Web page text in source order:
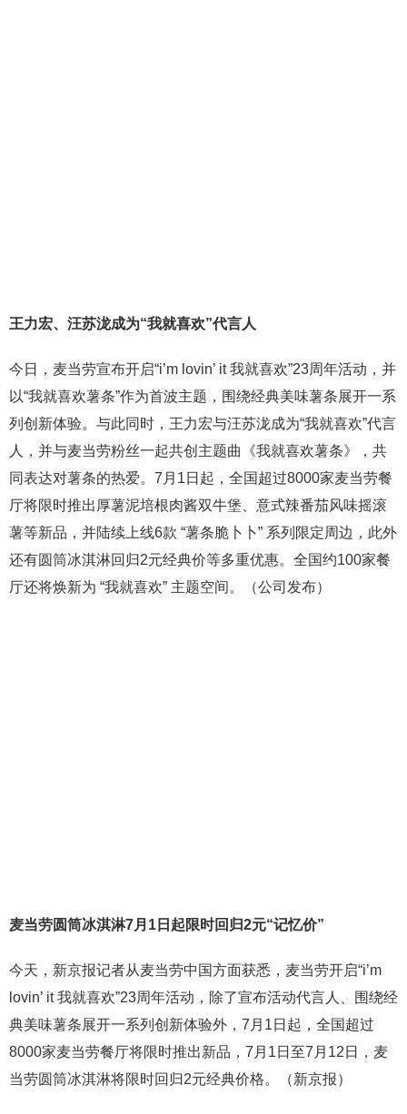
王力宏、汪苏泷成为“我就喜欢”代言人
今日，麦当劳宣布开启“i’m lovin’ it 我就喜欢”23周年活动，并
以“我就喜欢薯条”作为首波主题，围绕经典美味薯条展开一系
列创新体验。与此同时，王力宏与汪苏泷成为“我就喜欢”代言
人，并与麦当劳粉丝一起共创主题曲《我就喜欢薯条》，共
同表达对薯条的热爱。7月1日起，全国超过8000家麦当劳餐
厅将限时推出厚薯泥培根肉酱双牛堡、意式辣番茄风味摇滚
薯等新品，并陆续上线6款 “薯条脆卜卜” 系列限定周边，此外
还有圆筒冰淇淋回归2元经典价等多重优惠。全国约100家餐
厅还将焕新为 “我就喜欢” 主题空间。（公司发布）
麦当劳圆筒冰淇淋7月1日起限时回归2元“记忆价”
今天，新京报记者从麦当劳中国方面获悉，麦当劳开启“i’m
lovin’ it 我就喜欢”23周年活动，除了宣布活动代言人、围绕经
典美味薯条展开一系列创新体验外，7月1日起，全国超过
8000家麦当劳餐厅将限时推出新品，7月1日至7月12日，麦
当劳圆筒冰淇淋将限时回归2元经典价格。（新京报）